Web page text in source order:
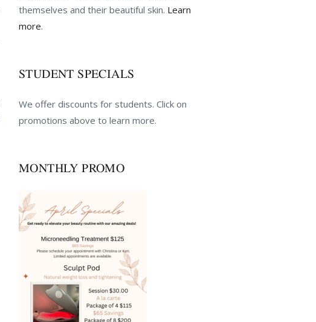
themselves and their beautiful skin. Learn
more.
STUDENT SPECIALS
We offer discounts for students. Click on
promotions above to learn more.
MONTHLY PROMO